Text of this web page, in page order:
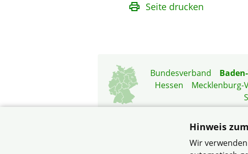
Seite drucken
Bundesverband
Hessen
Hinweis
Wir